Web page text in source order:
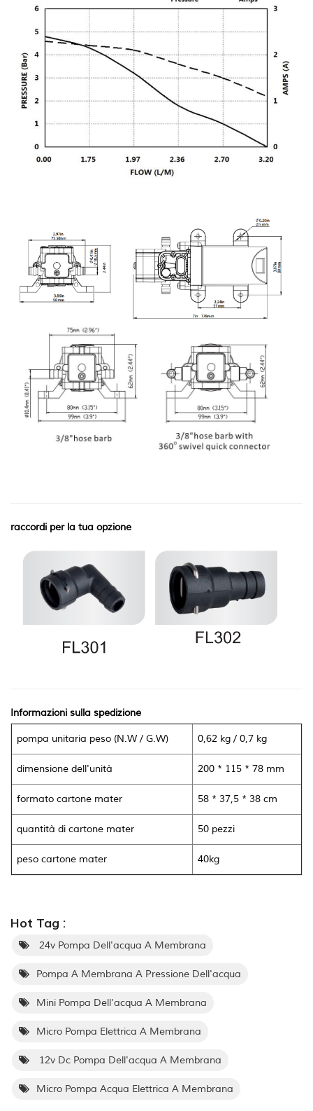
raccordi per la tua opzione
Informazioni sulla spedizione
pompa unitaria peso (N.W / G.W) 0,62 kg / 0,7 kg
dimensione dell'unità 200 * 115 * 78 mm
formato cartone mater 58 * 37,5 * 38 cm
quantità di cartone mater 50 pezzi
peso cartone mater 40kg
Hot Tag :
24v Pompa Dell'acqua A Membrana
Pompa A Membrana A Pressione Dell'acqua
Mini Pompa Dell'acqua A Membrana
Micro Pompa Elettrica A Membrana
12v Dc Pompa Dell'acqua A Membrana
Micro Pompa Acqua Elettrica A Membrana